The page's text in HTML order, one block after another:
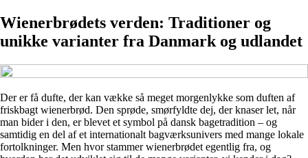
Wienerbrødets verden: Traditioner og
unikke varianter fra Danmark og udlandet
Der er få dufte, der kan vække så meget morgenlykke som duften af
friskbagt wienerbrød. Den sprøde, smørfyldte dej, der knaser let, når
man bider i den, er blevet et symbol på dansk bagetradition – og
samtidig en del af et internationalt bagværksunivers med mange lokale
fortolkninger. Men hvor stammer wienerbrødet egentlig fra, og